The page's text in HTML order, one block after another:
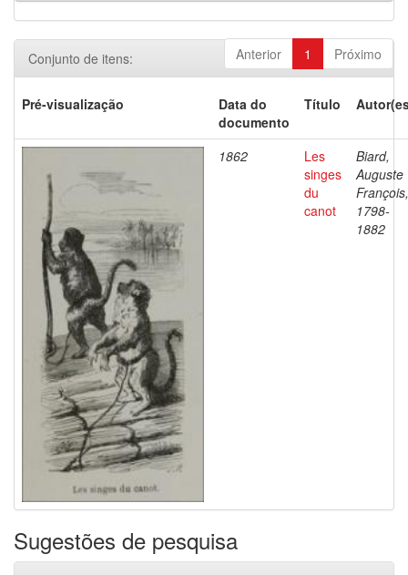
Anterior 1 Próximo
Conjunto de itens:
Pré-visualização
Data do
documento
Título
1862
Les
singes
du
canot
Biard,
Auguste
François,
1798-
1882
Sugestões de pesquisa